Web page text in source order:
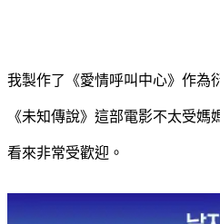
我製作了《愛情呼叫中心》作為
《未知傳說》這部電影不太受媽
看來非常受歡迎。